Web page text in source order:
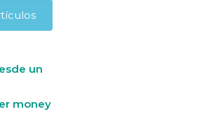
un
money